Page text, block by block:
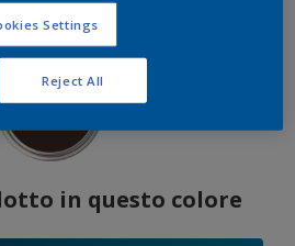
in questo colore
Settings
Reject All